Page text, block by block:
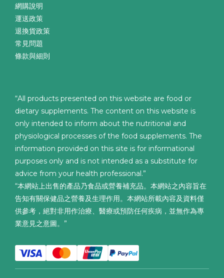
網購說明
運送政策
退換貨政策
常見問題
條款與細則
“All products presented on this website are food or
dietary supplements. The content on this website is
only intended to inform about the nutritional and
physiological processes of the food supplements. The
information provided on this site is for informational
purposes only and is not intended as a substitute for
advice from your health professional.”
“本網站上出售的產品乃食品或營養補充品。本網站之內容旨在
告知有關保健品之營養及生理作用。本網站所載內容及資料僅
供參考，絕對非用作治療、醫療或預防任何疾病，並無作為專
業意見之意圖。”